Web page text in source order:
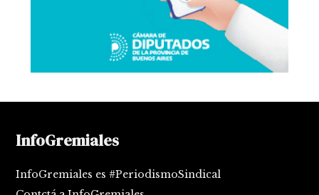
InfoGremiales
InfoGremiales es #PeriodismoSindical